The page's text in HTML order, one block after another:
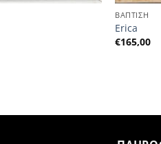
ΒΑΠΤΙΣΗ
Erica
€165,00